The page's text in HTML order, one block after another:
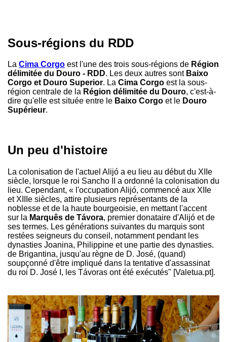
Sous-régions du RDD
La Cima Corgo est l'une des trois sous-régions de Région
délimitée du Douro - RDD. Les deux autres sont Baixo
Corgo et Douro Superior. La Cima Corgo est la sous-
région centrale de la Région délimitée du Douro, c'est-à-
dire qu'elle est située entre le Baixo Corgo et le Douro
Supérieur.
Un peu d'histoire
La colonisation de l'actuel Alijó a eu lieu au début du XIIe
siècle, lorsque le roi Sancho II a ordonné la colonisation du
lieu. Cependant, « l'occupation Alijó, commencé aux XIIe
et XIIIe siècles, attire plusieurs représentants de la
noblesse et de la haute bourgeoisie, en mettant l'accent
sur la Marquês de Távora, premier donataire d'Alijó et de
ses termes. Les générations suivantes du marquis sont
restées seigneurs du conseil, notamment pendant les
dynasties Joanina, Philippine et une partie des dynasties.
de Brigantina, jusqu'au règne de D. José, (quand)
soupçonné d'être impliqué dans la tentative d'assassinat
du roi D. José I, les Távoras ont été exécutés" [Valetua.pt].